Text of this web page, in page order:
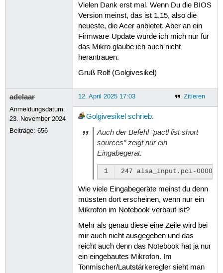
Vielen Dank erst mal. Wenn Du die BIOS
Version meinst, das ist 1.15, also die
neueste, die Acer anbietet. Aber an ein
Firmware-Update würde ich mich nur für
das Mikro glaube ich auch nicht
herantrauen.
Gruß Rolf (Golgivesikel)
adelaar
Anmeldungsdatum:
23. November 2024
Beiträge:656
Zitieren
12. April 2025 17:03
Golgivesikel schrieb:
Auch der Befehl "pactl list short
sources" zeigt nur ein
Eingabegerät.
1
Wie viele Eingabegeräte meinst du denn
müssten dort erscheinen, wenn nur ein
Mikrofon im Notebook verbaut ist?
Mehr als genau diese eine Zeile wird bei
mir auch nicht ausgegeben und das
reicht auch denn das Notebook hat ja nur
ein eingebautes Mikrofon. Im
Tonmischer/Lautstärkeregler sieht man